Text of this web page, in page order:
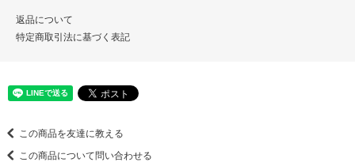
返品について
特定商取引法に基づく表記
この商品を友達に教える
この商品について問い合わせる